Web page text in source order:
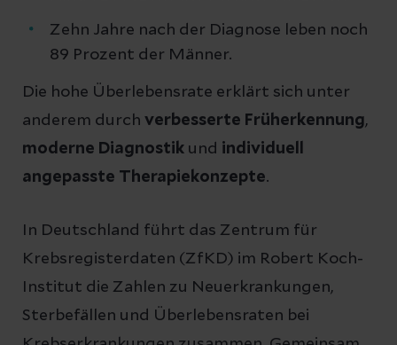
Zehn Jahre nach der Diagnose leben noch
89 Prozent der Männer.
Die hohe Überlebensrate erklärt sich unter
anderem durch verbesserte Früherkennung,
moderne Diagnostik und individuell
angepasste Therapiekonzepte.
In Deutschland führt das Zentrum für
Krebsregisterdaten (ZfKD) im Robert Koch-
Institut die Zahlen zu Neuerkrankungen,
Sterbefällen und Überlebensraten bei